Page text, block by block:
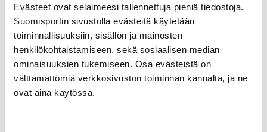
Evästeet ovat selaimeesi tallennettuja pieniä tiedostoja.
Suomisportin sivustolla evästeitä käytetään
toiminnallisuuksiin, sisällön ja mainosten
henkilökohtaistamiseen, sekä sosiaalisen median
ominaisuuksien tukemiseen. Osa evästeistä on
välttämättömiä verkkosivuston toiminnan kannalta, ja ne
ovat aina käytössä.
Pikkumineille Sporttiturva-vakuutus sisältyy
ilmoittautumisen hintaan.
REGISTRATION PERIOD
Su 11.5.2025 at 17:00 - Mo 30.6.2025 at 00:00
LOCATION